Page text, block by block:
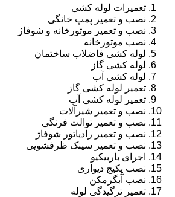
تعمیرات لوله کشی
نصب و تعمیر پمپ خانگی
نصب و تعمیر موتورخانه و شوفاژ
نصب موتورخانه
لوله کشی فاضلاب ساختمان
لوله کشی گاز
لوله کشی آب
تعمیر لوله کشی گاز
تعمیر لوله کشی آب
نصب و تعمیر شیرآلات
نصب و تعمیر توالت فرنگی
نصب و تعمیر رادیاتور شوفاژ
نصب و تعمیر سینک ظرفشویی
اجرای باربیکیو
نصب پکیج دیواری
نصب آبگرمکن
تعمیر ترگیدگی لوله